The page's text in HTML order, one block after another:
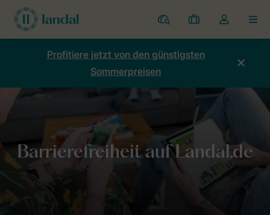
Ferienparks
Meine
Buchungen
Dropdown-
Menü
Kontos
Profitiere jetzt von den günstigsten
Sommerpreisen
Allgemeines Barrierefreiheit